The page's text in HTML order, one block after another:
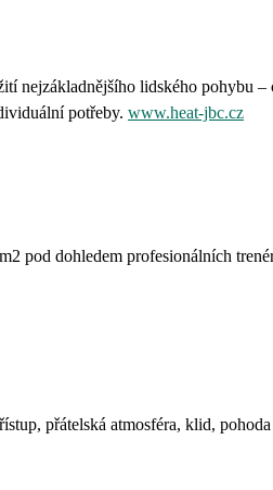
nejzákladnějšího lidského pohybu –
potřeby. www.heat-jbc.cz
pod dohledem profesionálních
přátelská atmosféra, klid,